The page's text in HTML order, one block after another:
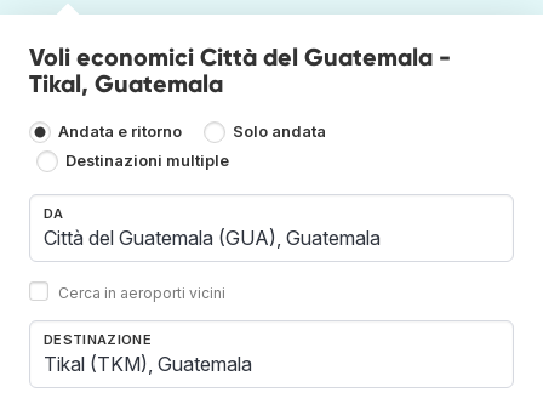
Voli economici Città del Guatemala -
Tikal, Guatemala
Andata e ritorno
Solo andata
Destinazioni multiple
DA
Cerca in aeroporti vicini
DESTINAZIONE